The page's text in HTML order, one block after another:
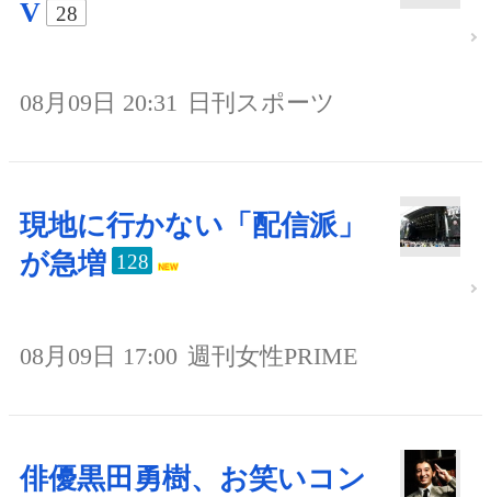
V
28
08月09日 20:31 日刊スポーツ
現地に行かない「配信派」
が急増 128
08月09日 17:00 週刊女性PRIME
俳優黒田勇樹、お笑いコン